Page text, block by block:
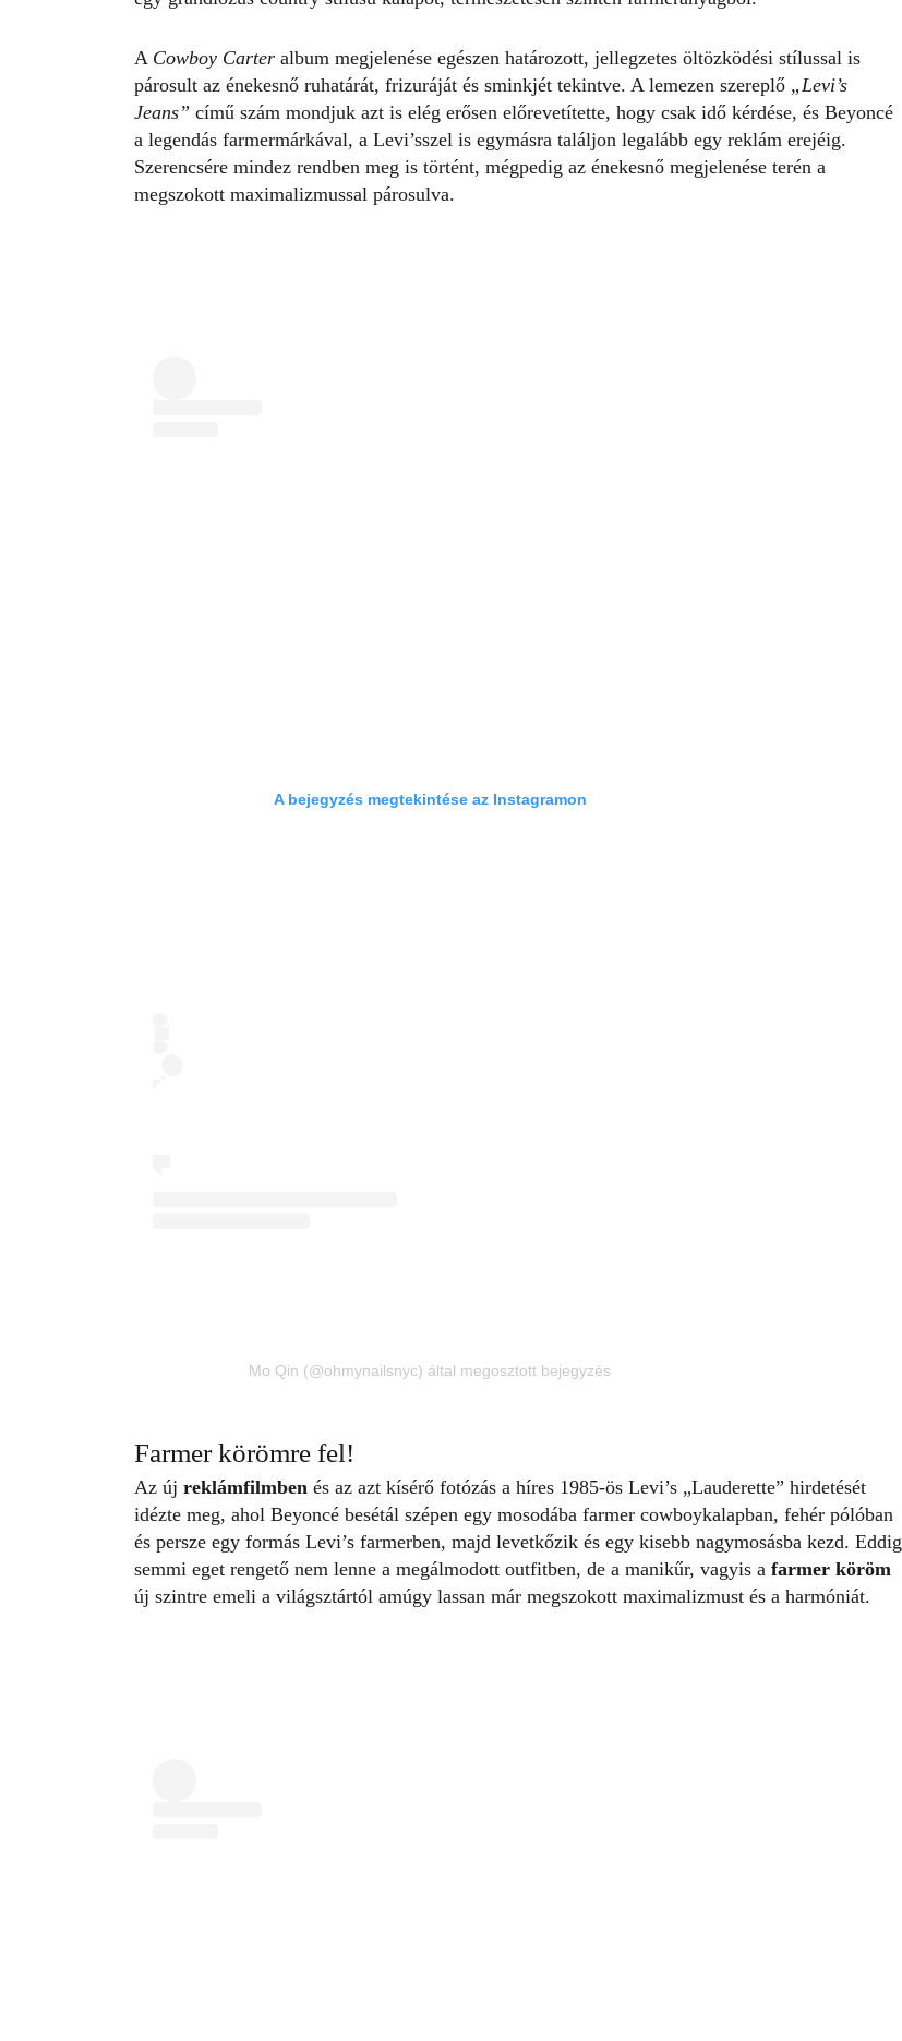
A Cowboy Carter album megjelenése egészen határozott, jellegzetes öltözködési stílussal is
párosult az énekesnő ruhatárát, frizuráját és sminkjét tekintve. A lemezen szereplő „Levi’s
Jeans” című szám mondjuk azt is elég erősen előrevetítette, hogy csak idő kérdése, és Beyoncé
a legendás farmermárkával, a Levi’sszel is egymásra találjon legalább egy reklám erejéig.
Szerencsére mindez rendben meg is történt, mégpedig az énekesnő megjelenése terén a
megszokott maximalizmussal párosulva.
A bejegyzés megtekintése az Instagramon
Mo Qin (@ohmynailsnyc) által megosztott bejegyzés
Farmer körömre fel!
Az új reklámfilmben és az azt kísérő fotózás a híres 1985-ös Levi’s „Lauderette” hirdetését
idézte meg, ahol Beyoncé besétál szépen egy mosodába farmer cowboykalapban, fehér pólóban
és persze egy formás Levi’s farmerben, majd levetkőzik és egy kisebb nagymosásba kezd. Eddig
semmi eget rengető nem lenne a megálmodott outfitben, de a manikűr, vagyis a farmer köröm
új szintre emeli a világsztártól amúgy lassan már megszokott maximalizmust és a harmóniát.